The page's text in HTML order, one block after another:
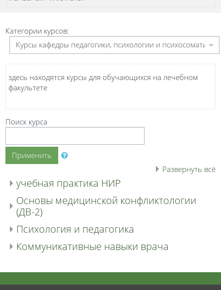
Категории курсов:
здесь находятся курсы для обучающихся на лечебном
факультете
Поиск курса
Применить
Развернуть всё
учебная практика НИР
Основы медицинской конфликтологии
(ДВ-2)
Психология и педагогика
Коммуникативные навыки врача